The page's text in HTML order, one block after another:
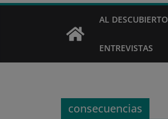
AL DESCUBIERTO
ENTREVISTAS
consecuencias